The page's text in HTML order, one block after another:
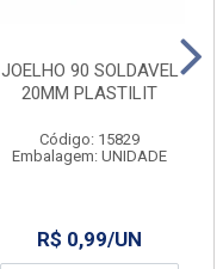
JOELHO 90 SOLDAVEL
20MM PLASTILIT
Código: 15829
Embalagem: UNIDADE
R$ 0,99/UN